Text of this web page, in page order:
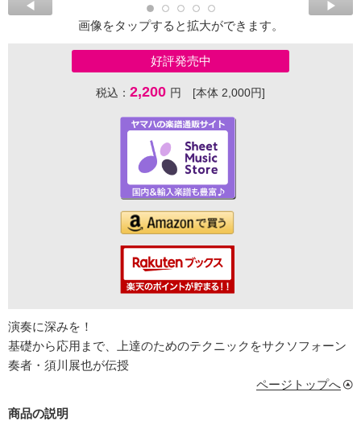
画像をタップすると拡大ができます。
好評発売中
税込： 2,200 円 [本体 2,000円]
演奏に深みを！
基礎から応用まで、上達のためのテクニックをサクソフォーン
奏者・須川展也が伝授
ページトップへ
商品の説明